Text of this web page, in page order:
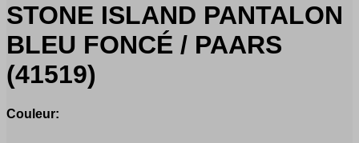
STONE ISLAND PANTALON
BLEU FONCÉ / PAARS
(41519)
Couleur: